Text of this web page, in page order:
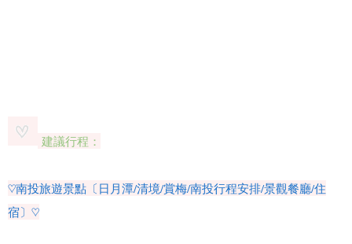
建議行程：
♡南投旅遊景點〔日月潭/清境/賞梅/南投行程安排/景觀餐廳/住
宿〕♡